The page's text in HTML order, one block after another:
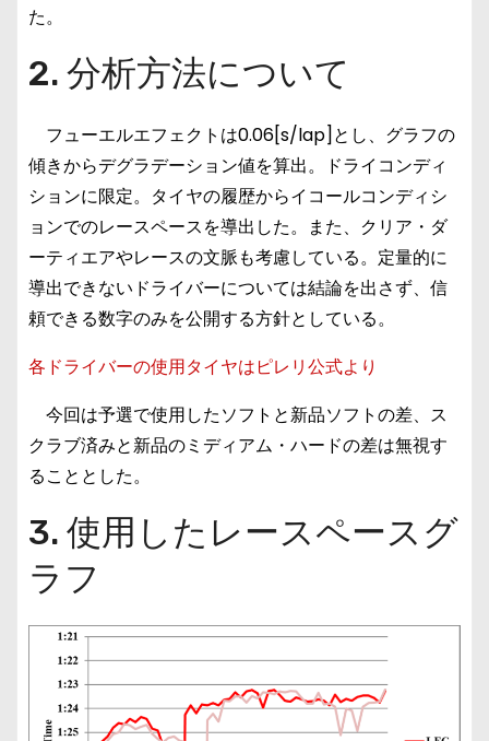
た。
2. 分析方法について
フューエルエフェクトは0.06[s/lap]とし、グラフの
傾きからデグラデーション値を算出。ドライコンディ
ションに限定。タイヤの履歴からイコールコンディシ
ョンでのレースペースを導出した。また、クリア・ダ
ーティエアやレースの文脈も考慮している。定量的に
導出できないドライバーについては結論を出さず、信
頼できる数字のみを公開する方針としている。
各ドライバーの使用タイヤはピレリ公式より
今回は予選で使用したソフトと新品ソフトの差、ス
クラブ済みと新品のミディアム・ハードの差は無視す
ることとした。
3. 使用したレースペースグ
ラフ